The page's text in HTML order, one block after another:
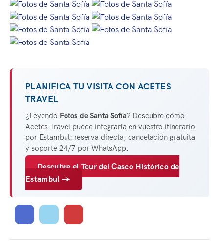
PLANIFICA TU VISITA CON ACETES
TRAVEL
¿Leyendo Fotos de Santa Sofía? Descubre cómo
Acetes Travel puede integrarla en vuestro itinerario
por Estambul: reserva directa, cancelación gratuita
y soporte 24/7 por WhatsApp.
Descubre el Tour del Casco Histórico de
Estambul →